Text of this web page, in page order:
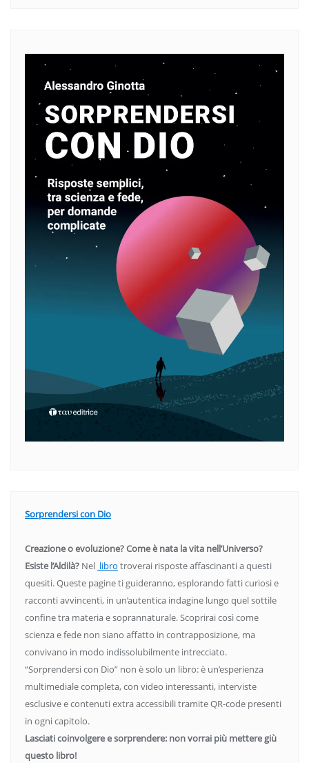
Sorprendersi con Dio
Creazione o evoluzione? Come è nata la vita nell’Universo?
Esiste l’Aldilà? Nel libro troverai risposte affascinanti a questi
quesiti. Queste pagine ti guideranno, esplorando fatti curiosi e
racconti avvincenti, in un’autentica indagine lungo quel sottile
confine tra materia e soprannaturale. Scoprirai così come
scienza e fede non siano affatto in contrapposizione, ma
convivano in modo indissolubilmente intrecciato.
“Sorprendersi con Dio” non è solo un libro: è un’esperienza
multimediale completa, con video interessanti, interviste
esclusive e contenuti extra accessibili tramite QR-code presenti
in ogni capitolo.
Lasciati coinvolgere e sorprendere: non vorrai più mettere giù
questo libro!